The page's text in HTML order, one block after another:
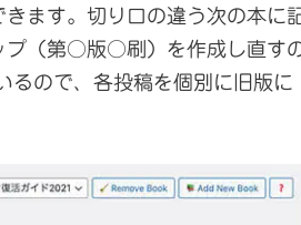
ます。切り口の違う次の本に
プ（第○版○刷）を作成し直す
ので、各投稿を個別に旧版に